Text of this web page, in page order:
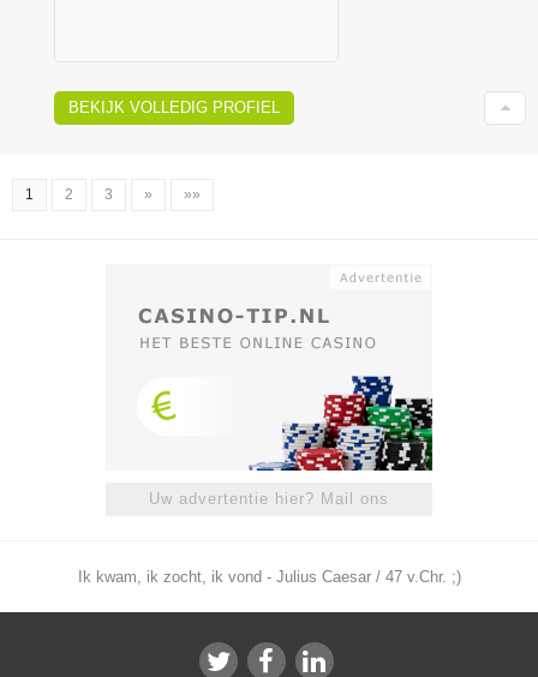
BEKIJK VOLLEDIG PROFIEL
1 2 3 » »»
Uw advertentie hier? Mail ons
Ik kwam, ik zocht, ik vond - Julius Caesar / 47 v.Chr. ;)